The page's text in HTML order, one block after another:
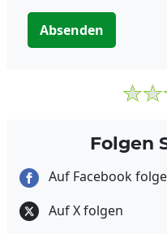
Absenden
Folgen
Auf Facebook
Auf X folgen